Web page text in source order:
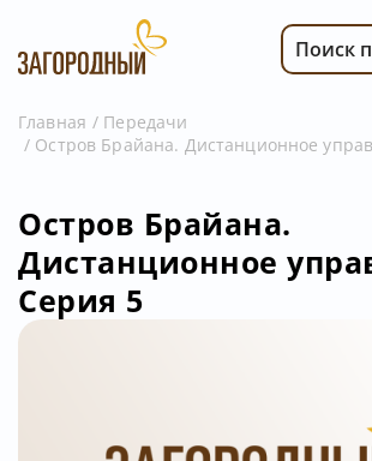
Поиск
Главная
Передачи
Остров Брайана. Дистанционное
Остров Брайана.
Дистанционное
Серия 5